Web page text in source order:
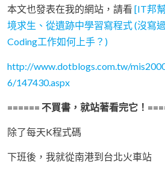
本文也發表在我的網站，請看 [IT邦
境求生、從遺跡中學習寫程式 (沒寫
Coding工作如何上手？)
http://www.dotblogs.com.tw/
6/147430.aspx
====== 不買書，就站著看完它！
除了每天K程式碼
下班後，我就從南港到台北火車站